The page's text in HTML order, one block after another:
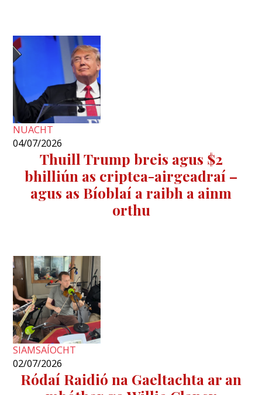
NUACHT
04/07/2026
Thuill Trump breis agus $2
bhilliún as criptea-airgeadraí –
agus as Bíoblaí a raibh a ainm
orthu
SIAMSAÍOCHT
02/07/2026
Ródaí Raidió na Gaeltachta ar an